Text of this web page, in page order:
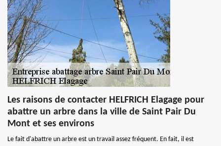
Les raisons de contacter HELFRICH Elagage pour
abattre un arbre dans la ville de Saint Pair Du
Mont et ses environs
Le fait d'abattre un arbre est un travail assez fréquent. En fait, il est